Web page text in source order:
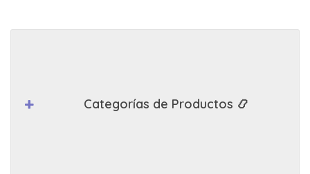
Categorías de Productos 📿